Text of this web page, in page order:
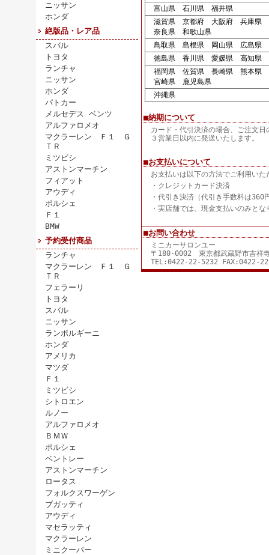
ニッサン
ホンダ
絶版品・レア品
スバル
トヨタ
ランチャ
ニッサン
ホンダ
パトカー
メルセデス ベンツ
アルファロメオ
マクラーレン Ｆ１ Ｇ
ＴＲ
ミツビシ
アストンマーチン
フィアット
アウディ
ポルシェ
Ｆ１
BMW
予約受付商品
ランチャ
マクラーレン Ｆ１ Ｇ
ＴＲ
フェラーリ
トヨタ
スバル
ニッサン
ランボルギーニ
ホンダ
アメリカ
マツダ
Ｆ１
ミツビシ
シトロエン
ルノー
アルファロメオ
ＢＭＷ
ポルシェ
ベントレー
アストンマーチン
ロータス
フォルクスワーゲン
ブガッティ
アウディ
マセラッティ
マクラーレン
ミニクーパー
富山県 石川県 福井県
滋賀県 京都府 大阪府 兵庫県
奈良県 和歌山県
鳥取県 島根県 岡山県 広島県
徳島県 香川県 愛媛県 高知県
福岡県 佐賀県 長崎県 熊本県
宮崎県 鹿児島県
沖縄県
■納期について
カード・代引決済の場合、ご注文日
３営業日以内に発送いたします。
■お支払いについて
お支払いは以下の方法でご利用いた
・クレジットカード決済
・代引き決済（代引き手数料は360
・実店舗では、現金支払いのみとな
■お問い合わせ
ミニカーサロンユー
〒180-0002 東京都武蔵野市吉祥
TEL:0422-22-5232 FAX:0422-